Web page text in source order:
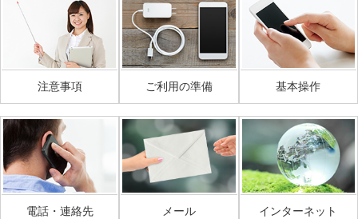
注意事項 ご利用の準備 基本操作
電話・連絡先 メール インターネット